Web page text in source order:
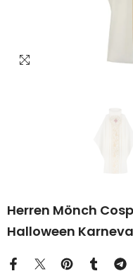
Herren Mönch
Halloween